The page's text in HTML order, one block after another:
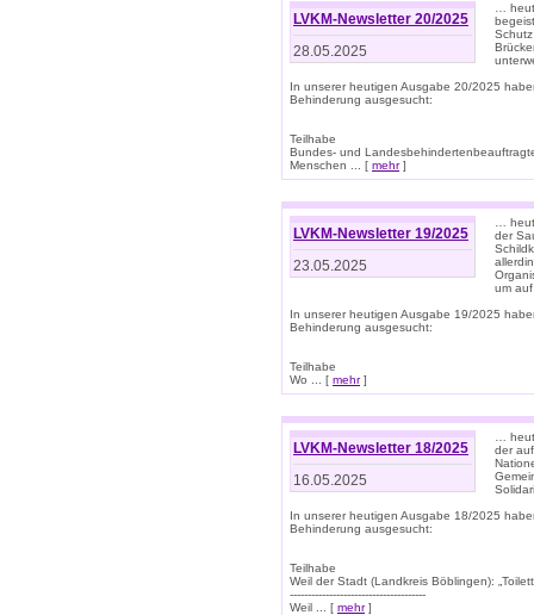
LVKM-Newsletter 20/2025
28.05.2025
…
In unserer heutigen Ausgabe 20/2025
Behinderung ausgesucht:
Teilhabe
Bundes- und
Menschen ... [ mehr]
LVKM-Newsletter 19/2025
23.05.2025
…
der
um
In unserer heutigen Ausgabe 19/2025
Behinderung ausgesucht:
Teilhabe
Wo ... [ mehr]
LVKM-Newsletter 18/2025
16.05.2025
…
der
In unserer heutigen Ausgabe 18/2025
Behinderung ausgesucht:
Teilhabe
Weil der Stadt (Landkreis Böblingen):
--------------------------------------
Weil ... [ mehr]